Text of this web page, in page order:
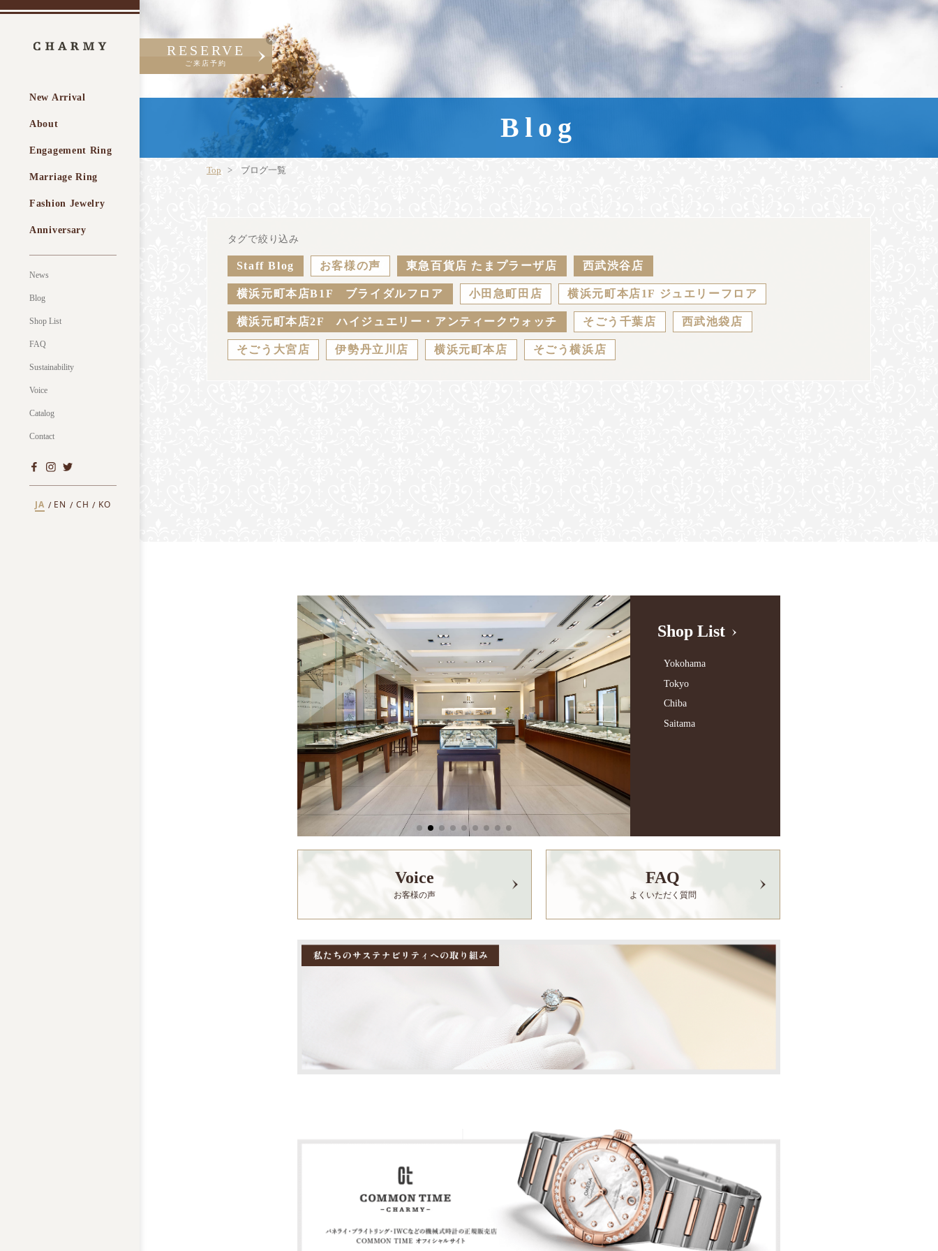
New Arrival
About
Engagement Ring
Marriage Ring
Fashion Jewelry
Anniversary
News
Blog
Shop List
FAQ
Sustainability
Voice
Catalog
Contact
JA EN CH KO
RESERVE
ご来店予約
Blog
Top ブログ一覧
タグで絞り込み
Staff Blog お客様の声 東急百貨店 たまプラーザ店 西武渋谷店
横浜元町本店B1F ブライダルフロア 小田急町田店 横浜元町本店1F ジュエリーフロア
横浜元町本店2F ハイジュエリー・アンティークウォッチ そごう千葉店 西武池袋店
そごう大宮店 伊勢丹立川店 横浜元町本店 そごう横浜店
Shop List
Yokohama
Tokyo
Chiba
Saitama
Voice
お客様の声
FAQ
よくいただく質問